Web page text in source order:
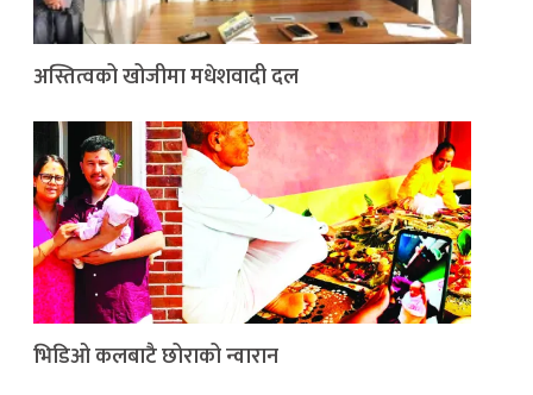
अस्तित्वको खोजीमा मधेशवादी दल
भिडिओ कलबाटै छोराको न्वारान